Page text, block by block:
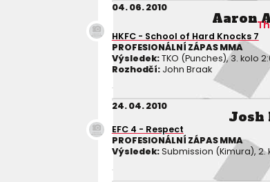
04. 06. 2010
Aaron
HKFC - School of Hard Knocks 7
PROFESIONÁLNÍ ZÁPAS MMA
Výsledek:TKO (Punches), 3. kolo
Rozhodčí:John Braak
24. 04. 2010
Josh
EFC 4 - Respect
PROFESIONÁLNÍ ZÁPAS MMA
Výsledek:Submission (Kimura), 2.